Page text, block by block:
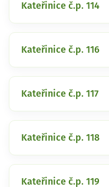
Kateřinice č.p. 114
Kateřinice č.p. 116
Kateřinice č.p. 117
Kateřinice č.p. 118
Kateřinice č.p. 119